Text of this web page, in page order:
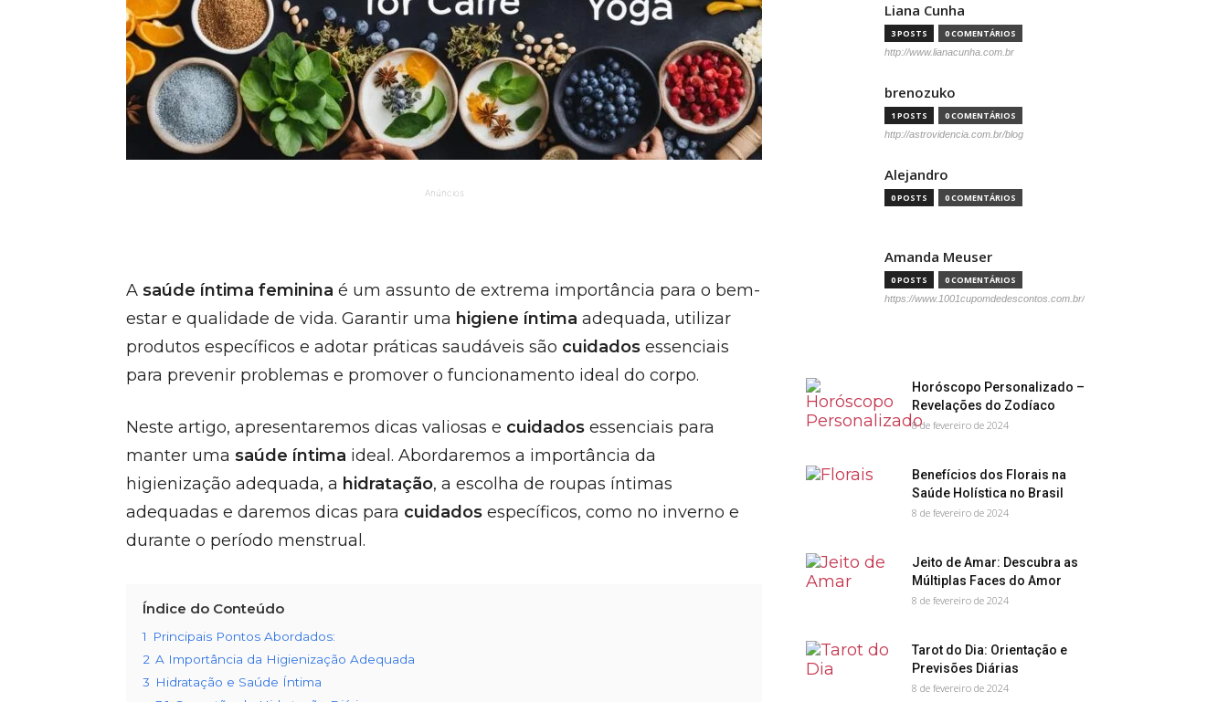
Anúncios
A saúde íntima feminina é um assunto de extrema importância para o bem-
estar e qualidade de vida. Garantir uma higiene íntima adequada, utilizar
produtos específicos e adotar práticas saudáveis são cuidados essenciais
para prevenir problemas e promover o funcionamento ideal do corpo.
Neste artigo, apresentaremos dicas valiosas e cuidados essenciais para
manter uma saúde íntima ideal. Abordaremos a importância da
higienização adequada, a hidratação, a escolha de roupas íntimas
adequadas e daremos dicas para cuidados específicos, como no inverno e
durante o período menstrual.
Índice do Conteúdo
1
Principais Pontos Abordados:
2 A Importância da Higienização Adequada
3 Hidratação e Saúde Íntima
Liana Cunha
3 POSTS 0 COMENTÁRIOS
http://www.lianacunha.com.br
brenozuko
1 POSTS 0 COMENTÁRIOS
http://astrovidencia.com.br/blog
Alejandro
0 POSTS 0 COMENTÁRIOS
Amanda Meuser
0 POSTS 0 COMENTÁRIOS
https://www.1001cupomdedescontos.com.br/
Horóscopo Personalizado –
Revelações do Zodíaco
8 de fevereiro de 2024
Benefícios dos Florais na
Saúde Holística no Brasil
8 de fevereiro de 2024
Jeito de Amar: Descubra as
Múltiplas Faces do Amor
8 de fevereiro de 2024
Tarot do Dia: Orientação e
Previsões Diárias
8 de fevereiro de 2024